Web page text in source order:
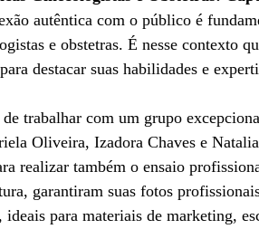
autêntica com o público é
e obstetras. É nesse contexto
destacar suas habilidades e
trabalhar com um grupo
Oliveira, Izadora Chaves e
realizar também o ensaio
garantiram suas fotos
para materiais de marketing,